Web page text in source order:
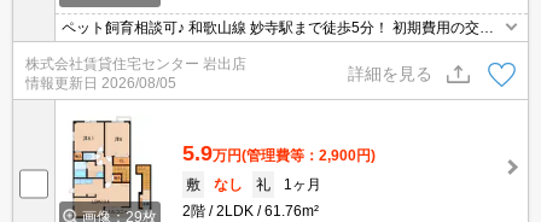
ペット飼育相談可♪ 和歌山線 妙寺駅まで徒歩5分！ 初期費用の交渉
は、賃貸住宅センターまで！！
株式会社賃貸住宅センター 岩出店
情報更新日 2026/08/05
詳細を見る
画像：29枚
5.9万円(管理費等：2,900円)
敷
なし 礼
1ヶ月
2階
2LDK 61.76m²